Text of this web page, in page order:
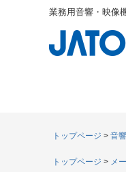
業務用音響・映像
トップページ 音
トップページ メ